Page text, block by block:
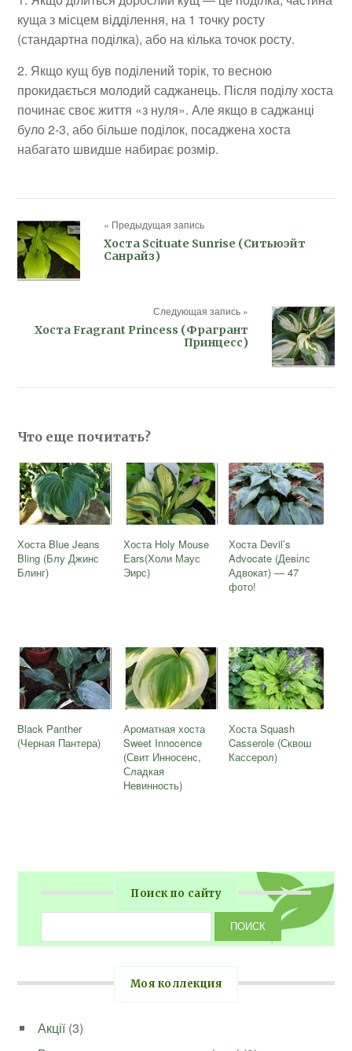
куща з місцем відділення, на 1 точку росту
(стандартна поділка), або на кілька точок росту.
2. Якщо кущ був поділений торік, то весною
прокидається молодий саджанець. Після поділу хоста
починає своє життя «з нуля». Але якщо в саджанці
було 2-3, або більше поділок, посаджена хоста
набагато швидше набирає розмір.
« Предыдущая запись
Хоста Scituate Sunrise (Ситьюэйт
Санрайз)
Следующая запись »
Хоста Fragrant Princess (Фрагрант
Принцесс)
Что еще почитать?
Хоста Blue Jeans
Bling (Блу Джинс
Блинг)
Хоста Holy Mouse
Ears(Холи Маус
Эирс)
Хоста Devil’s
Advocate (Девілс
Адвокат) — 47
фото!
Black Panther
(Черная Пантера)
Ароматная хоста
Sweet Innocence
(Свит Инносенс,
Сладкая
Невинность)
Хоста Squash
Casserole (Сквош
Кассерол)
Поиск по сайту
Моя коллекция
Акції(3)